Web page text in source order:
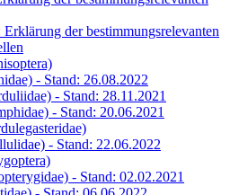
der bestimmungsrelevanten
- Stand: 26.08.2022
- Stand: 28.11.2021
- Stand: 20.06.2021
- Stand: 22.06.2022
- Stand: 02.02.2021